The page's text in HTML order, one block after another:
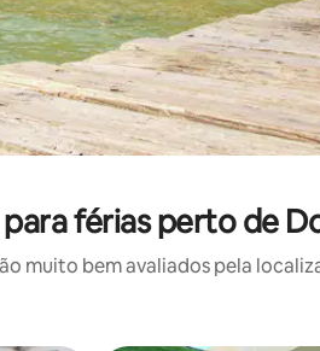
férias perto de
muito bem avaliados pela